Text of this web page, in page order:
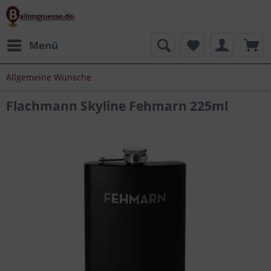
Menü
Allgemeine Wünsche
Flachmann Skyline Fehmarn 225ml